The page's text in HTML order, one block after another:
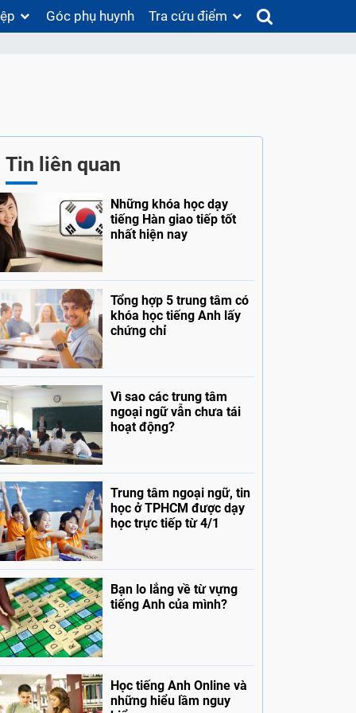
Góc phụ huynh Tra cứu điểm
Tin liên quan
Những khóa học dạy
tiếng Hàn giao tiếp tốt
nhất hiện nay
Tổng hợp 5 trung tâm có
khóa học tiếng Anh lấy
chứng chỉ
Vì sao các trung tâm
ngoại ngữ vẫn chưa tái
hoạt động?
Trung tâm ngoại ngữ, tin
học ở TPHCM được dạy
học trực tiếp từ 4/1
Bạn lo lắng về từ vựng
tiếng Anh của mình?
Học tiếng Anh Online và
những hiểu lầm nguy